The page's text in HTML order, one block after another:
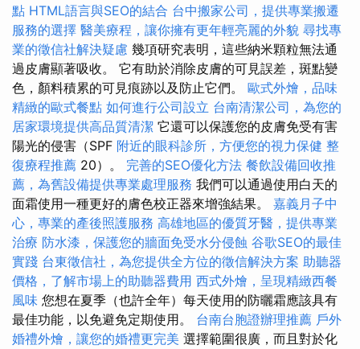
點 HTML語言與SEO的結合 台中搬家公司，提供專業搬遷
服務的選擇 醫美療程，讓你擁有更年輕亮麗的外貌 尋找專
業的徵信社解決疑慮 幾項研究表明，這些納米顆粒無法通
過皮膚顯著吸收。 它有助於消除皮膚的可見誤差，斑點變
色，顏料積累的可見痕跡以及防止它們。 歐式外燴，品味
精緻的歐式餐點 如何進行公司設立 台南清潔公司，為您的
居家環境提供高品質清潔 它還可以保護您的皮膚免受有害
陽光的侵害（SPF 附近的眼科診所，方便您的視力保健 整
復療程推薦 20）。 完善的SEO優化方法 餐飲設備回收推
薦，為舊設備提供專業處理服務 我們可以通過使用白天的
面霜使用一種更好的膚色校正器來增強結果。 嘉義月子中
心，專業的產後照護服務 高雄地區的優質牙醫，提供專業
治療 防水漆，保護您的牆面免受水分侵蝕 谷歌SEO的最佳
實踐 台東徵信社，為您提供全方位的徵信解決方案 助聽器
價格，了解市場上的助聽器費用 西式外燴，呈現精緻西餐
風味 您想在夏季（也許全年）每天使用的防曬霜應該具有
最佳功能，以免避免定期使用。 台南台胞證辦理推薦 戶外
婚禮外燴，讓您的婚禮更完美 選擇範圍很廣，而且對於化